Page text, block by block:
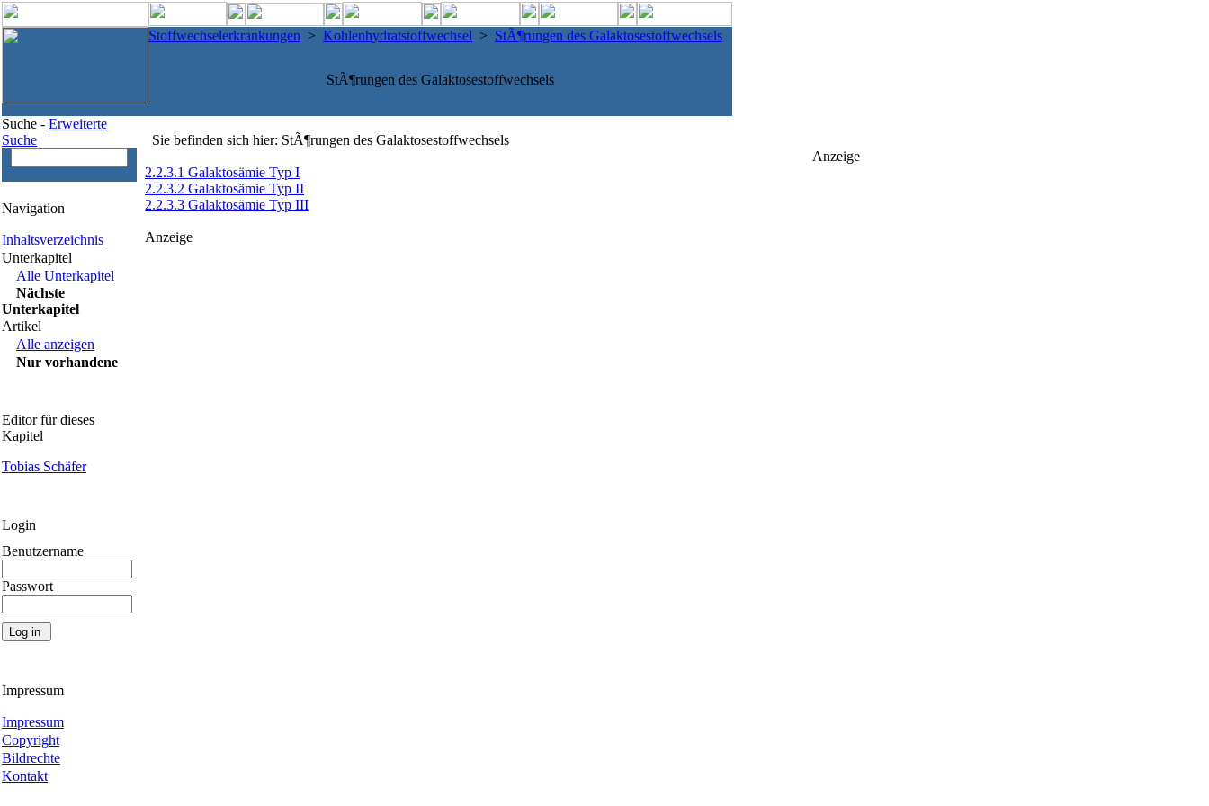
Stoffwechselerkrankungen > Kohlenhydratstoffwechsel > StÃ¶rungen des Galaktosestoffwechsels
StÃ¶rungen des Galaktosestoffwechsels
Suche - Erweiterte
Suche
Navigation
Inhaltsverzeichnis
Unterkapitel
Alle Unterkapitel
Nächste
Unterkapitel
Artikel
Alle anzeigen
Nur vorhandene
Editor für dieses
Kapitel
Tobias Schäfer
Login
Benutzername
Passwort
Impressum
Impressum
Copyright
Bildrechte
Kontakt
Sie befinden sich hier: StÃ¶rungen des Galaktosestoffwechsels
2.2.3.1 Galaktosämie Typ I
2.2.3.2 Galaktosämie Typ II
2.2.3.3 Galaktosämie Typ III
Anzeige
Anzeige